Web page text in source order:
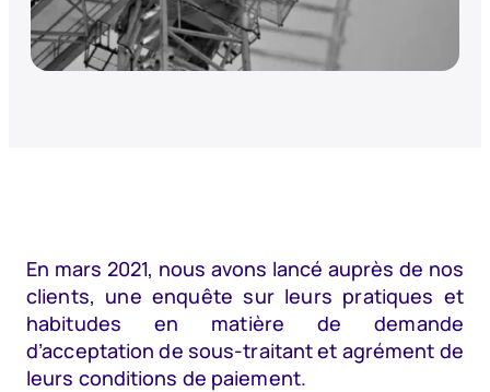
En mars 2021, nous avons lancé auprès de nos
clients, une enquête sur leurs pratiques et
habitudes en matière de demande
d’acceptation de sous-traitant et agrément de
leurs conditions de paiement.